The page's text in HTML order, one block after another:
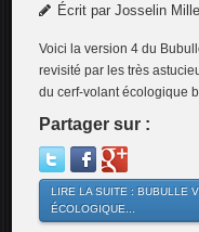
Écrit par Josselin
Voici la version 4 du
revisité par les très
du cerf-volant écologique
Partager sur :
LIRE LA SUITE : BUBULLE
ÉCOLOGIQUE...